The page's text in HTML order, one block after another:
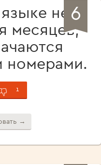
6
нет
месяцев,
номерами.
1
→